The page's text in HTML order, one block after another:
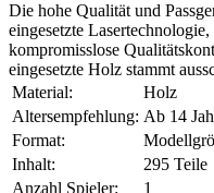
Die hohe Qualität und
eingesetzte
kompromisslose
eingesetzte Holz stammt
Material:
Holz
Altersempfehlung: Ab 14
Format:
Inhalt:
295 Teile
Anzahl Spieler:
1